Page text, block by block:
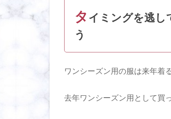
捨離
して
去年
いの
ス
タイミングを逃し
う
ワンシーズン用の服は来年着
去年ワンシーズン用として買